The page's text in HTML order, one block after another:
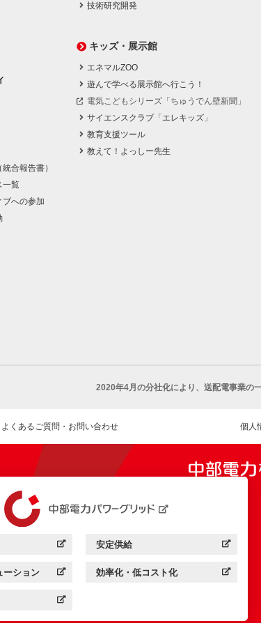
合報告書）
一覧
ブへの参加
技術研究開発
キッズ・展示館
エネマルZOO
遊んで学べる展示館へ行こう！
電気こどもシリーズ「ちゅうでん壁新聞」
サイエンスクラブ「エレキッズ」
教育支援ツール
教えて！よっしー先生
2020年4月の分社化により、 送配電事業の
よくあるご質問・お問い合わせ 個人
ッド：
を開きます） 中部電力パワーグリッド：
安定供給
（新しいウィンドウを開きます）
リッド：
ーション
を開きます） 中部電力パワーグリッド：
効率化・低コスト化
（新しいウィンドウを開きます）
ッド：
を開きます）